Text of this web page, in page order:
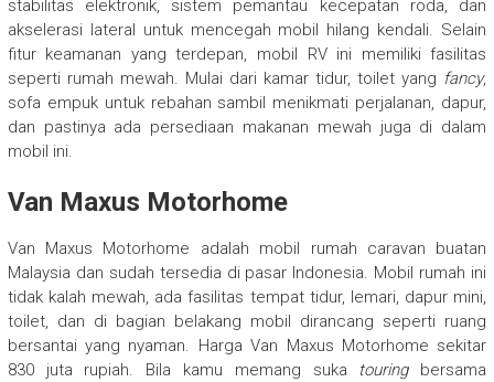
stabilitas elektronik, sistem pemantau kecepatan roda, dan
akselerasi lateral untuk mencegah mobil hilang kendali. Selain
fitur keamanan yang terdepan, mobil RV ini memiliki fasilitas
seperti rumah mewah. Mulai dari kamar tidur, toilet yang fancy,
sofa empuk untuk rebahan sambil menikmati perjalanan, dapur,
dan pastinya ada persediaan makanan mewah juga di dalam
mobil ini.
Van Maxus Motorhome
Van Maxus Motorhome adalah mobil rumah caravan buatan
Malaysia dan sudah tersedia di pasar Indonesia. Mobil rumah ini
tidak kalah mewah, ada fasilitas tempat tidur, lemari, dapur mini,
toilet, dan di bagian belakang mobil dirancang seperti ruang
bersantai yang nyaman. Harga Van Maxus Motorhome sekitar
830 juta rupiah. Bila kamu memang suka touring bersama